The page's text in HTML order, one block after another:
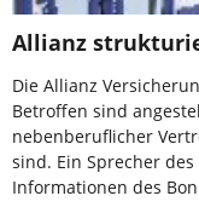
Allianz
Die Allianz
Betroffen sind
nebenberuflicher
sind. Ein Sprecher
Informationen des